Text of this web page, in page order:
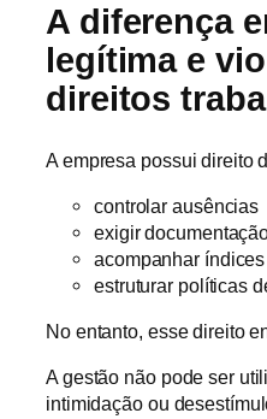
A diferença
legítima e
direitos
A empresa possui direito
controlar ausências
exigir
acompanhar
estruturar políticas
No entanto, esse direito
A gestão não pode ser
intimidação ou